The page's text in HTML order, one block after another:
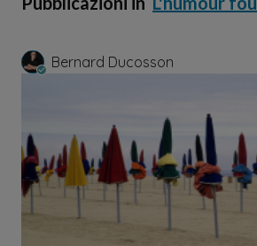
Bernard Ducosson